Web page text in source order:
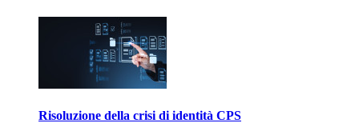
Risoluzione della crisi di identità CPS